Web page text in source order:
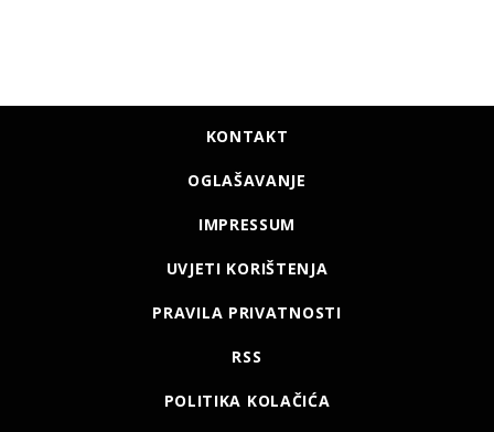
KONTAKT
OGLAŠAVANJE
IMPRESSUM
UVJETI KORIŠTENJA
PRAVILA PRIVATNOSTI
RSS
POLITIKA KOLAČIĆA